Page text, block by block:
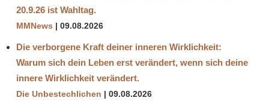
20.9.26 ist Wahltag.
MMNews 09.08.2026
Die verborgene Kraft deiner inneren Wirklichkeit:
Warum sich dein Leben erst verändert, wenn sich deine
innere Wirklichkeit verändert.
Die Unbestechlichen 09.08.2026